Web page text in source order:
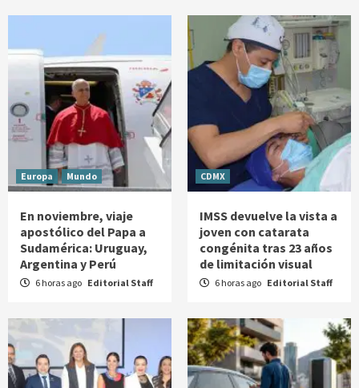
Europa Mundo
En noviembre, viaje
apostólico del Papa a
Sudamérica: Uruguay,
Argentina y Perú
6 horas ago Editorial Staff
CDMX
IMSS devuelve la vista a
joven con catarata
congénita tras 23 años
de limitación visual
6 horas ago Editorial Staff